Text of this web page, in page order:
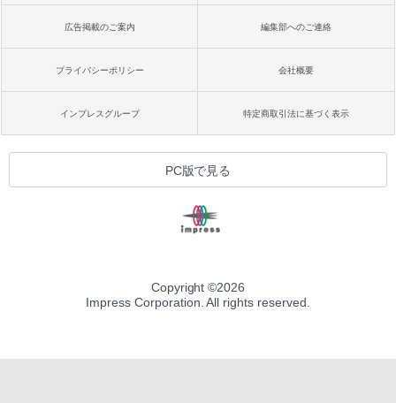
広告掲載のご案内 編集部へのご連絡
プライバシーポリシー 会社概要
インプレスグループ 特定商取引法に基づく表示
PC版で見る
Copyright ©2026
Impress Corporation. All rights reserved.